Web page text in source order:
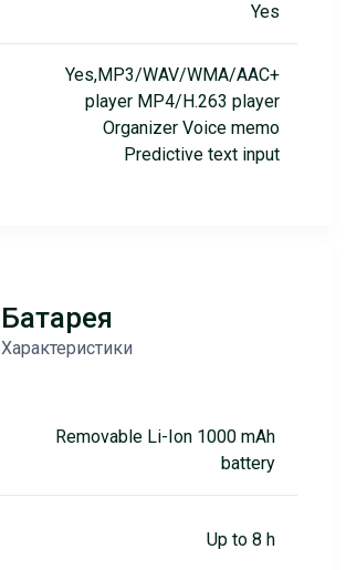
Yes
Yes,MP3/WAV/WMA/AAC+
player MP4/H.263 player
Organizer Voice memo
Predictive text input
Батарея
Характеристики
Removable Li-Ion 1000 mAh
battery
Up to 8 h